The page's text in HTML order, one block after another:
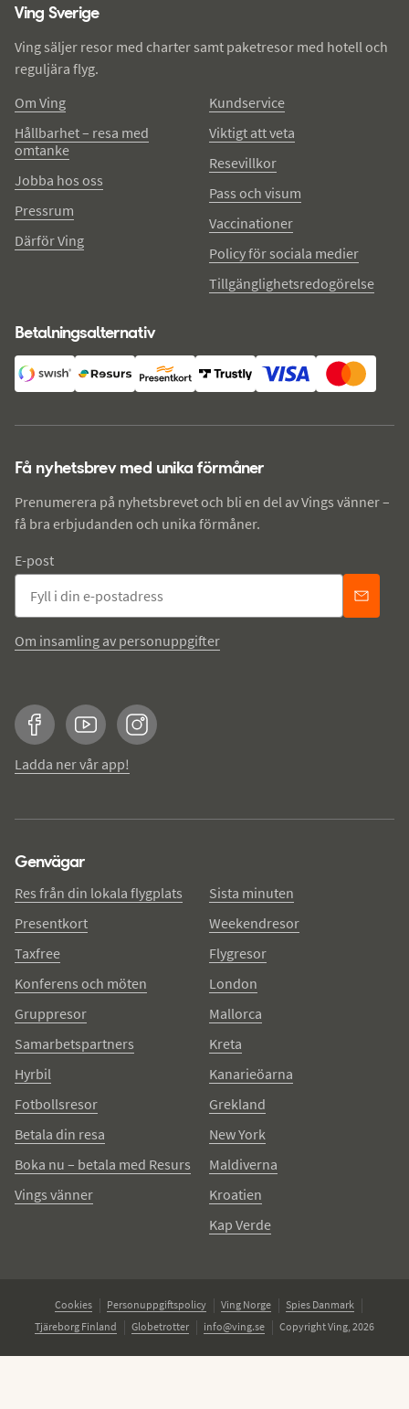
Ving Sverige
Ving säljer resor med charter samt paketresor med hotell och
reguljära flyg.
Om Ving
Hållbarhet – resa med
omtanke
Jobba hos oss
Pressrum
Därför Ving
Kundservice
Viktigt att veta
Resevillkor
Pass och visum
Vaccinationer
Policy för sociala medier
Tillgänglighetsredogörelse
Betalningsalternativ
Få nyhetsbrev med unika förmåner
Prenumerera på nyhetsbrevet och bli en del av Vings vänner –
få bra erbjudanden och unika förmåner.
E-post
Om insamling av personuppgifter
FacebookYouTubeInstagram
Ladda ner vår app!
Genvägar
Res från din lokala flygplats
Presentkort
Taxfree
Konferens och möten
Gruppresor
Samarbetspartners
Hyrbil
Fotbollsresor
Betala din resa
Boka nu – betala med Resurs
Vings vänner
Sista minuten
Weekendresor
Flygresor
London
Mallorca
Kreta
Kanarieöarna
Grekland
New York
Maldiverna
Kroatien
Kap Verde
Cookies Personuppgiftspolicy Ving Norge
Spies Danmark
Tjäreborg Finland
Globetrotter info@ving.se Copyright Ving, 2026